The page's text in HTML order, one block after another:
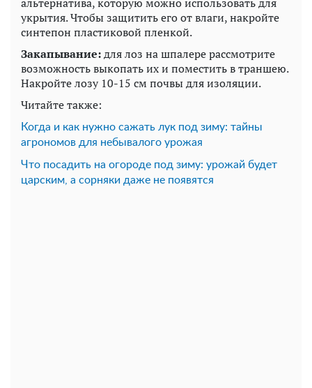
укрытия. Чтобы защитить его от влаги, накройте
синтепон пластиковой пленкой.
Закапывание:для лоз на шпалере рассмотрите
возможность выкопать их и поместить в траншею.
Накройте лозу 10-15 см почвы для изоляции.
Читайте также:
Когда и как нужно сажать лук под зиму: тайны
агрономов для небывалого урожая
Что посадить на огороде под зиму: урожай будет
царским, а сорняки даже не появятся